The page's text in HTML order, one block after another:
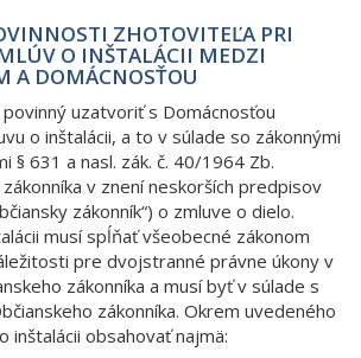
ZHOTOVITEĽA PRI
O INŠTALÁCII MEDZI
A DOMÁCNOSŤOU
uzatvoriť s Domácnosťou
o inštalácii, a to v súlade so zákonnými
§ 631 a nasl. zák. č. 40/1964 Zb.
v znení neskorších predpisov
zákonník“) o zmluve o dielo.
musí spĺňať všeobecné zákonom
pre dvojstranné právne úkony v
zákonníka a musí byť v súlade s
zákonníka. Okrem uvedeného
inštalácii obsahovať najmä: